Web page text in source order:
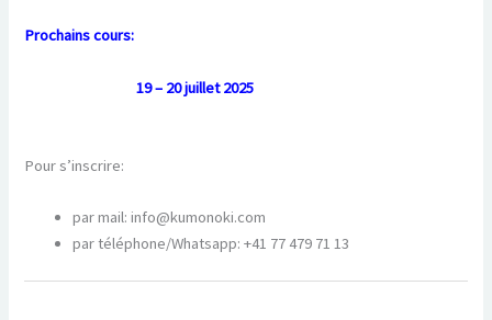
Prochains cours:
19 – 20 juillet 2025
Pour s’inscrire:
par mail: info@kumonoki.com
par téléphone/Whatsapp: +41 77 479 71 13